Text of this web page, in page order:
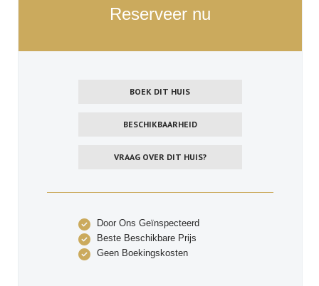
Reserveer nu
BOEK DIT HUIS
BESCHIKBAARHEID
VRAAG OVER DIT HUIS?
Door Ons Geïnspecteerd
Beste Beschikbare Prijs
Geen Boekingskosten